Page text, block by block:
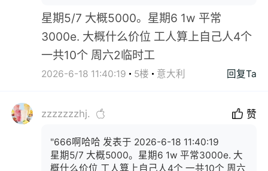
星期5/7 大概5000。星期6 1w 平常
3000e. 大概什么价位 工人算上自己人4个
一共10个 周六2临时工
2026-6-18 11:40:19 5楼 意大利 回复Ta
zzzzzzzhj. 赞
"666啊哈哈 发表于 2026-6-18 11:40:19
星期5/7 大概5000。星期6 1w 平常3000e. 大
概什么价位 工人算上自己人4个 一共10个 周六